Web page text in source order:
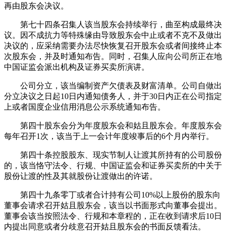
再由股东会决议。
第七十四条召集人该当股东会持续举行，曲至构成最终决
议。因不成抗力等特殊缘由导致股东会中止或者不克不及做出
决议的，应采纳需要办法尽快恢复召开股东会或者间接终止本
次股东会，并及时通知布告。同时，召集人应向公司所正在地
中国证监会派出机构及证券买卖所演讲。
公司分立，该当编制资产欠债表及财富清单。公司自做出
分立决议之日起10日内通知债务人，并于30日内正在公司指定
上或者国度企业信用消息公示系统通知布告。
第四十股东会分为年度股东会和姑且股东会。年度股东会
每年召开1次，该当于上一会计年度竣事后的6个月内举行。
第四十条控股股东、现实节制人让渡其所持有的公司股份
的，该当恪守法令、行规、中国证监会和证券买卖所的中关于
股份让渡的性及其就股份让渡做出的许诺。
第四十九条零丁或者合计持有公司10%以上股份的股东向
董事会请求召开姑且股东会，该当以书面形式向董事会提出。
董事会该当按照法令、行规和本章程的，正在收到请求后10日
内提出同意或者分歧意召开姑且股东会的书面反馈看法。